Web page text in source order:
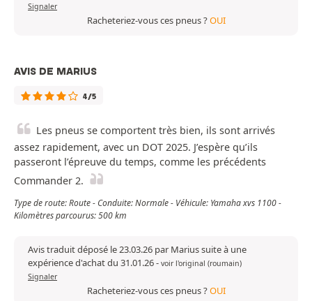
Signaler
Racheteriez-vous ces pneus ?OUI
AVIS DE MARIUS
4/5
Les pneus se comportent très bien, ils sont arrivés
assez rapidement, avec un DOT 2025. J’espère qu’ils
passeront l’épreuve du temps, comme les précédents
Commander 2.
Type de route: Route - Conduite: Normale - Véhicule: Yamaha xvs 1100 -
Kilomètres parcourus: 500 km
Avis traduit déposé le 23.03.26 par Marius suite à une
expérience d'achat du 31.01.26- voir l'original (roumain)
Signaler
Racheteriez-vous ces pneus ?OUI